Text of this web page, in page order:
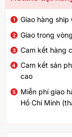
Giao hàng ship
Giao trong
Cam kết hàng
Cam kết sản
cao
Miễn phí giao
Hồ Chí Minh